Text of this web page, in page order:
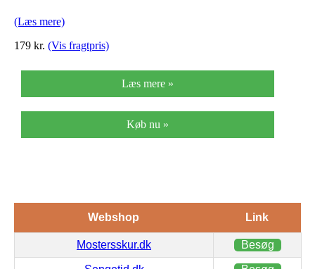
(Læs mere)
179 kr. (Vis fragtpris)
Læs mere »
Køb nu »
Webshop Link
Mostersskur.dk Besøg